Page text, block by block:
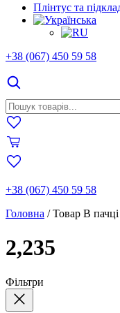
Плінтус та
+38 (067) 450 59 58
+38 (067) 450 59 58
Головна /Товар В пачці
2,235
Фільтри